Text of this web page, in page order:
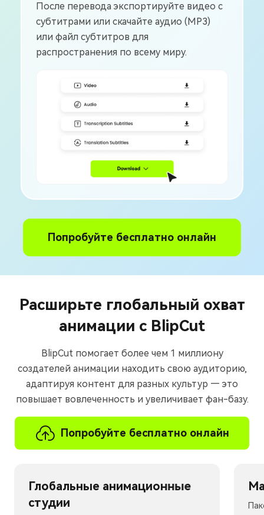
После перевода экспортируйте видео с
субтитрами или скачайте аудио (MP3)
или файл субтитров для
распространения по всему миру.
Попробуйте бесплатно онлайн
Расширьте глобальный охват
анимации с BlipCut
BlipCut помогает более чем 1 миллиону
создателей анимации находить свою аудиторию,
адаптируя контент для разных культур — это
повышает вовлеченность и увеличивает фан-базу.
Попробуйте бесплатно онлайн
Глобальные анимационные
студии